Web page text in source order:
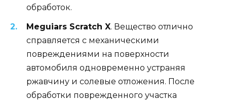
обработок.
Meguiars Scratch X. Вещество отлично
справляется с механическими
повреждениями на поверхности
автомобиля одновременно устраняя
ржавчину и солевые отложения. После
обработки поврежденного участка